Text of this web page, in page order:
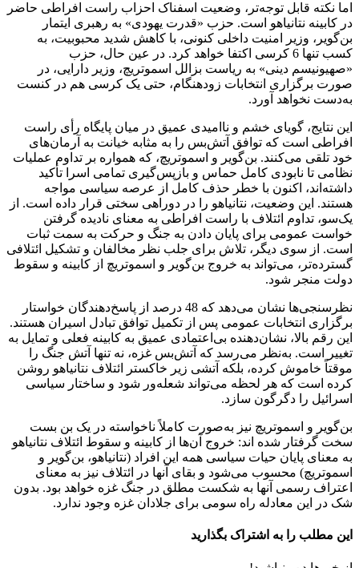
اما نکته قابل توجه‌تر، وضعیت اسفناک احزاب راست افراطی حاضر
در کابینه نتانیاهو است. حزب «قدرت یهودی» به رهبری ایتمار
بن‌گویر، وزیر امنیت داخلی کنونی، با کاهش شدید محبوبیت، به
کسب تنها 6 کرسی اکتفا خواهد کرد. در عین حال، حزب
«صهیونیسم دینی» به ریاست بزالل اسموتریچ، وزیر دارایی، در
صورت برگزاری انتخابات زودهنگام، حتی یک کرسی هم در کنست
به‌دست نخواهد آورد.
این نتایج، گویای خشم و ناامیدی عمیق در میان پایگاه رأی راست
افراطی است که توافق آتش‌بس را به مثابه خیانت به آرمان‌های
خود تلقی می‌کنند. بن‌گویر و اسموتریچ، که همواره بر تداوم عملیات
نظامی تا نابودی کامل حماس و بازپس‌گیری تمامی اسرا تأکید
داشته‌اند، اکنون با خطر حذف کامل از عرصه سیاسی مواجه
هستند. این وضعیت، نتانیاهو را در دوراهی سختی قرار داده است. از
یک‌سو، تداوم ائتلاف با راست افراطی به معنای نادیده گرفتن
خواست عمومی برای پایان دادن به جنگ و حرکت به سمت ثبات
است. از سوی دیگر، تلاش برای جلب نظر مخالفان و تشکیل ائتلافی
گسترده‌تر، می‌تواند به خروج بن‌گویر و اسموتریچ از کابینه و سقوط
دولت منجر شود.
نظرسنجی‌ها نشان می‌دهد که 48 درصد از پاسخ‌دهندگان خواستار
برگزاری انتخابات عمومی پس از تکمیل توافق تبادل اسیران هستند.
این رقم بالا، نشان‌دهنده بی‌اعتمادی عمیق به کابینه فعلی و تمایل به
تغییر است. به‌نظر می‌رسد که آتش‌بس غزه، نه تنها آتش جنگ را
موقتاً خاموش کرده، بلکه آتشی زیر خاکستر ائتلاف نتانیاهو روشن
کرده است که هر لحظه می‌تواند شعله‌ور شود و ساختار سیاسی
اسرائیل را دگرگون سازد.
بن‌گویر و اسموتریچ نیز به‌صورت کاملاً ناخواسته در یک بن بست
سخت گرفتار شده اند: خروج آن‌ها از کابینه و سقوط ائتلاف نتانیاهو
به معنای پایان حیات سیاسی همه این افراد (نتانیاهو، بن‌گویر و
اسموتریچ) محسوب می‌شود و بقای آنها در ائتلاف نیز به معنای
اعتراف رسمی آنها به شکست مطلق در جنگ غزه خواهد بود. بدون
شک در این معادله راه سومی برای جلادان غزه وجود ندارد.
این مطلب را به اشتراک بگذارید